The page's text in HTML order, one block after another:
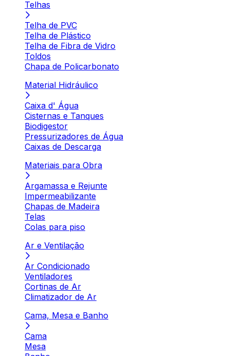
Telhas
Telha de PVC
Telha de Plástico
Telha de Fibra de Vidro
Toldos
Chapa de Policarbonato
Material Hidráulico
Caixa d' Água
Cisternas e Tanques
Biodigestor
Pressurizadores de Água
Caixas de Descarga
Materiais para Obra
Argamassa e Rejunte
Impermeabilizante
Chapas de Madeira
Telas
Colas para piso
Ar e Ventilação
Ar Condicionado
Ventiladores
Cortinas de Ar
Climatizador de Ar
Cama, Mesa e Banho
Cama
Mesa